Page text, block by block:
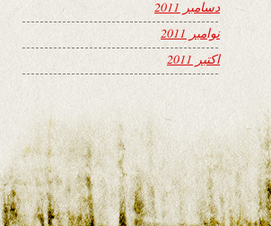
دسامبر 2011
نوامبر 2011
اکتبر 2011